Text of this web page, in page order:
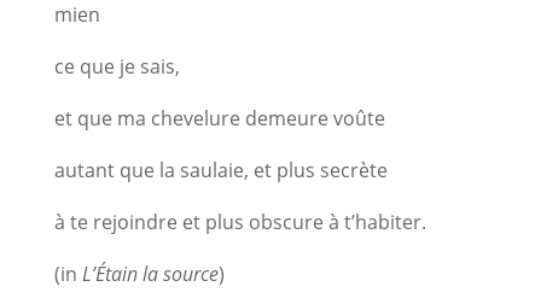
mien
ce que je sais,
et que ma chevelure demeure voûte
autant que la saulaie, et plus secrète
à te rejoindre et plus obscure à t’habiter.
(in L’Étain la source)